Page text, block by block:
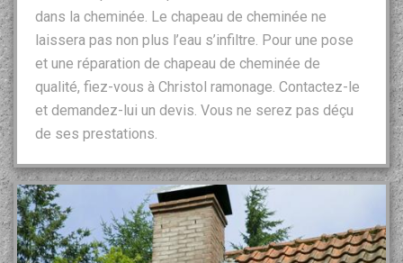
dans la cheminée. Le chapeau de cheminée ne
laissera pas non plus l’eau s’infiltre. Pour une pose
et une réparation de chapeau de cheminée de
qualité, fiez-vous à Christol ramonage. Contactez-le
et demandez-lui un devis. Vous ne serez pas déçu
de ses prestations.